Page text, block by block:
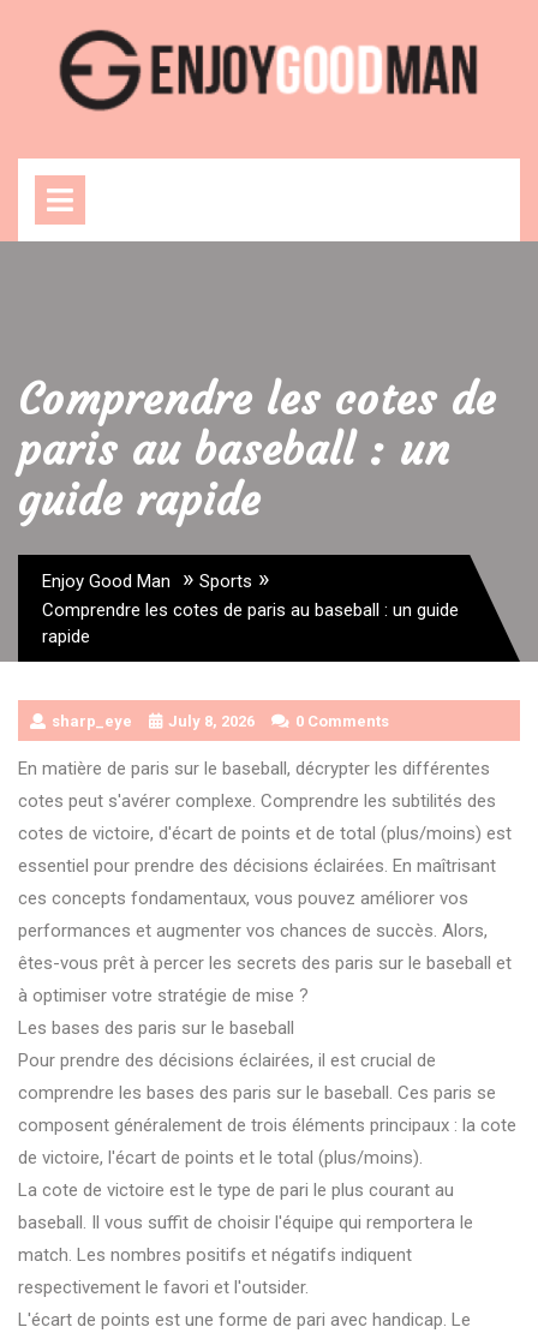
content
Comprendre les cotes de
paris au baseball : un
guide rapide
Enjoy Good Man » Sports »
Comprendre les cotes de paris au baseball : un guide
rapide
sharp_eye July 8, 2026 0 Comments
En matière de paris sur le baseball, décrypter les différentes
cotes peut s'avérer complexe. Comprendre les subtilités des
cotes de victoire, d'écart de points et de total (plus/moins) est
essentiel pour prendre des décisions éclairées. En maîtrisant
ces concepts fondamentaux, vous pouvez améliorer vos
performances et augmenter vos chances de succès. Alors,
êtes-vous prêt à percer les secrets des paris sur le baseball et
à optimiser votre stratégie de mise ?
Les bases des paris sur le baseball
Pour prendre des décisions éclairées, il est crucial de
comprendre les bases des paris sur le baseball. Ces paris se
composent généralement de trois éléments principaux : la cote
de victoire, l'écart de points et le total (plus/moins).
La cote de victoire est le type de pari le plus courant au
baseball. Il vous suffit de choisir l'équipe qui remportera le
match. Les nombres positifs et négatifs indiquent
respectivement le favori et l'outsider.
L'écart de points est une forme de pari avec handicap. Le